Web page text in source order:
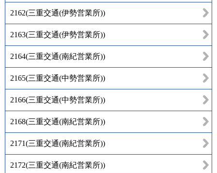
2162(三重交通(伊勢営業所))
2163(三重交通(伊勢営業所))
2164(三重交通(南紀営業所))
2165(三重交通(中勢営業所))
2166(三重交通(中勢営業所))
2168(三重交通(南紀営業所))
2171(三重交通(南紀営業所))
2172(三重交通(南紀営業所))